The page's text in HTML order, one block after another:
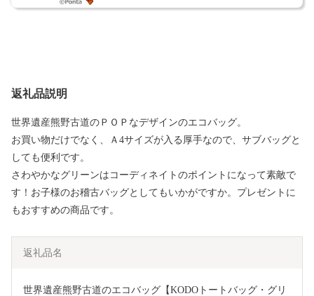
返礼品説明
世界遺産熊野古道のＰＯＰなデザインのエコバッグ。
お買い物だけでなく、Ａ4サイズが入る厚手なので、サブバッグと
しても便利です。
さわやかなグリーンはコーディネイトのポイントになって素敵で
す！お子様のお稽古バッグとしてもいかがですか。プレゼントに
もおすすめの商品です。
返礼品名
世界遺産熊野古道のエコバッグ【KODOトートバッグ・グリ